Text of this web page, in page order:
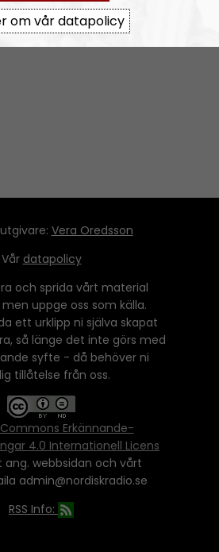
2 3 Next
Vera Oredsson
Vår datapolicy
och sprida vårt material
uppge oss som källa.
ett urklipp ni själva skapat
så länge det inte görs med
syfte - då behöver ni
tillåtelse från oss.
Erkännande-
4.0 Internationell Licens
ang. webbsidan och vårt
admin@nordiskradio.se
RSS Info:
om vår datapolicy